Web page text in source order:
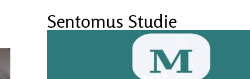
Sentomus Studie